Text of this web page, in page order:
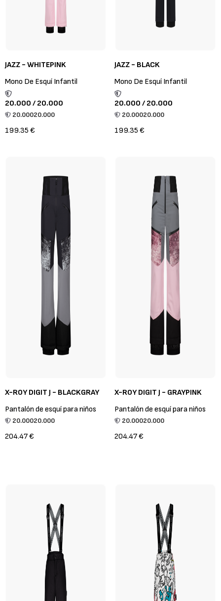
JAZZ - WHITEPINK
Mono De Esquí Infantil
20.000 / 20.000
20.00020.000
199.35 €
JAZZ - BLACK
Mono De Esquí Infantil
20.000 / 20.000
20.00020.000
199.35 €
X-ROY DIGIT J - BLACKGRAY
Pantalón de esquí para niños
20.00020.000
204.47 €
X-ROY DIGIT J - GRAYPINK
Pantalón de esquí para niños
20.00020.000
204.47 €